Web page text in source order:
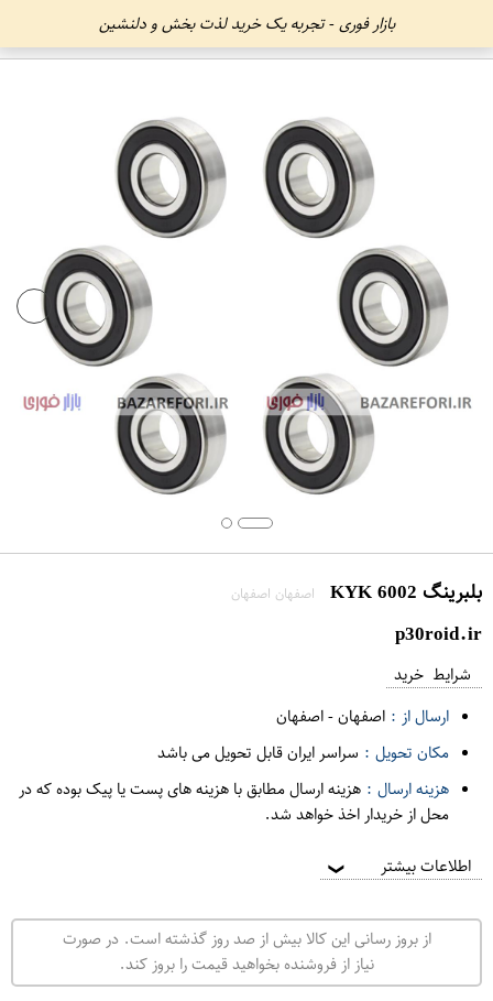
بازار فوری - تجربه یک خرید لذت بخش و دلنشین
بلبرینگ 6002 KYK اصفهان اصفهان
p30roid.ir
شرایط خرید
ارسال از : اصفهان-اصفهان
مکان تحویل : سراسر ایران قابل تحویل می باشد
هزینه ارسال : هزینه ارسال مطابق با هزینه های پست یا پیک بوده که در
محل از خریدار اخذ خواهد شد.
اطلاعات بیشتر ❯
از بروز رسانی این کالا بیش از صد روز گذشته است. در صورت
نیاز از فروشنده بخواهید قیمت را بروز کند.